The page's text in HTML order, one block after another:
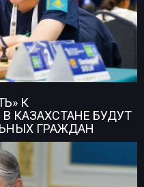
К
КАЗАХСТАНЕ БУДУТ
ГРАЖДАН